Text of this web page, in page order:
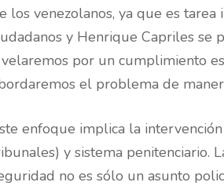
los venezolanos, ya que es
y Henrique Capriles se
por un cumplimiento
el problema de
enfoque implica la
y sistema penitenciario.
no es sólo un asunto